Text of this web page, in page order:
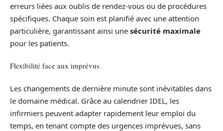
erreurs liées aux oublis de rendez-vous ou de procédures
spécifiques. Chaque soin est planifié avec une attention
particulière, garantissant ainsi une sécurité maximale
pour les patients.
Flexibilité face aux imprévus
Les changements de dernière minute sont inévitables dans
le domaine médical. Grâce au calendrier IDEL, les
infirmiers peuvent adapter rapidement leur emploi du
temps, en tenant compte des urgences imprévues, sans